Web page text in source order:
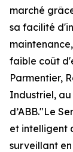
marché
sa facilité
faible coût
Parmentier,
Industriel, au
d’ABB."Le
et intelligent
surveillant